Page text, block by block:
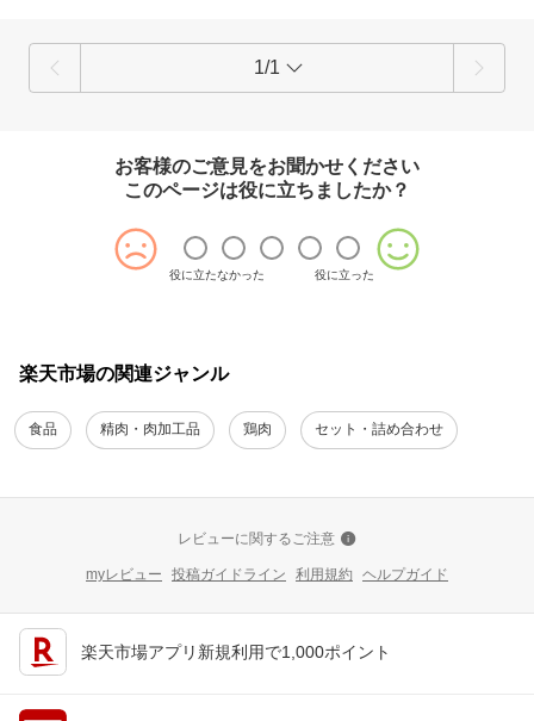
1/1
お客様のご意見をお聞かせください
このページは役に立ちましたか？
役に立たなかった 役に立った
楽天市場の関連ジャンル
食品 精肉・肉加工品 鶏肉 セット・詰め合わせ
レビューに関するご注意
myレビュー 投稿ガイドライン 利用規約 ヘルプガイド
楽天市場アプリ新規利用で1,000ポイント